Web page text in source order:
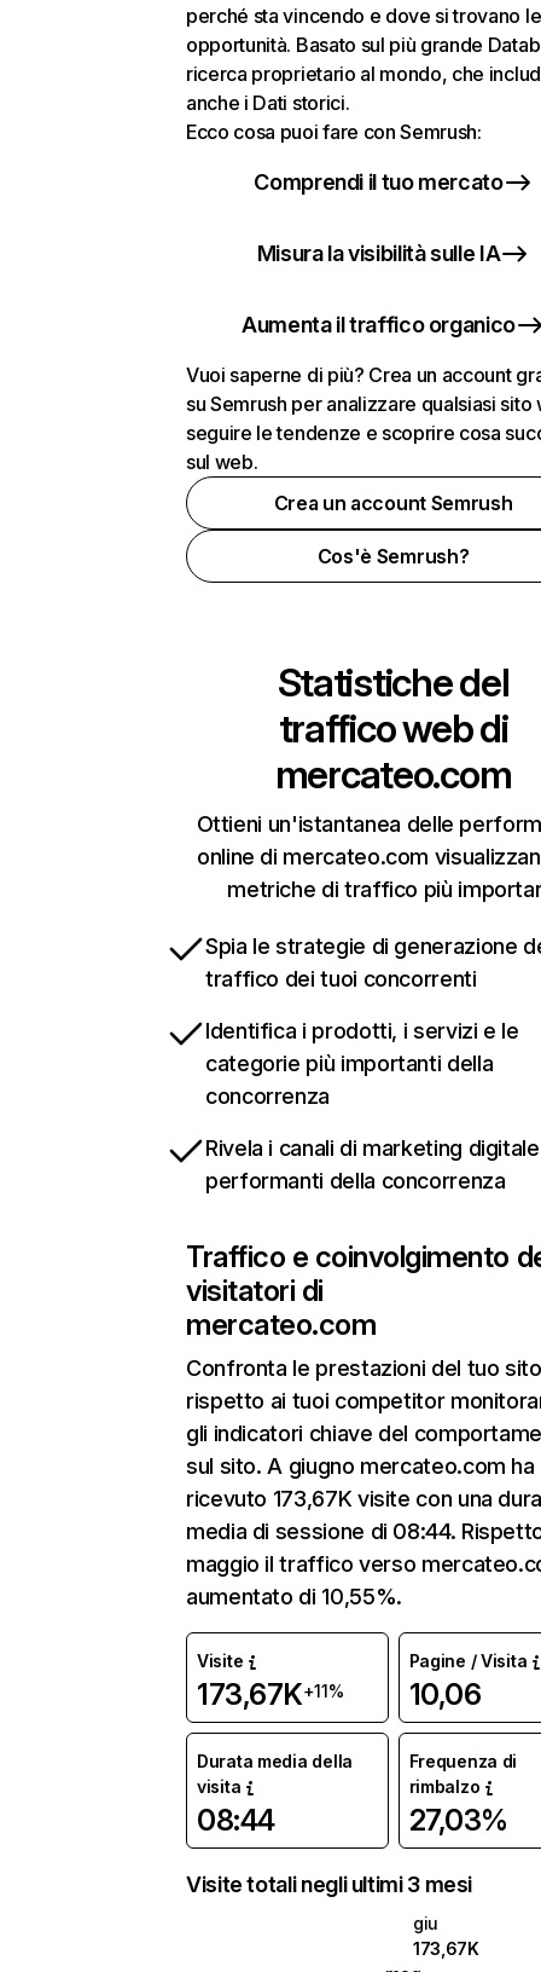
perché sta vincendo e dove si trovano
opportunità. Basato sul più grande
ricerca proprietario al mondo, che
anche i Dati storici.
Ecco cosa puoi fare con Semrush:
Comprendi il tuo mercato
Misura la visibilità sulle IA
Aumenta il traffico organico
Vuoi saperne di più? Crea un account
su Semrush per analizzare qualsiasi sito
seguire le tendenze e scoprire cosa
sul web.
Crea un account Semrush
Cos'è Semrush?
Statistiche del
traffico web di
mercateo.com
Ottieni un'istantanea delle
online di mercateo.com
metriche di traffico più
Spia le strategie di generazione
traffico dei tuoi concorrenti
Identifica i prodotti, i servizi e le
categorie più importanti della
concorrenza
Rivela i canali di marketing
performanti della concorrenza
Traffico e coinvolgimento
visitatori di
mercateo.com
Confronta le prestazioni del tuo
rispetto ai tuoi competitor
gli indicatori chiave del
sul sito. A giugno mercateo.com ha
ricevuto 173,67K visite con una
media di sessione di 08:44.
maggio il traffico verso
aumentato di 10,55%.
Visite
173,67K+11%
Pagine / Visita
10,06
Durata media della
visita
08:44
Frequenza di
rimbalzo
27,03%
Visite totali negli ultimi 3 mesi
giu
173,67K